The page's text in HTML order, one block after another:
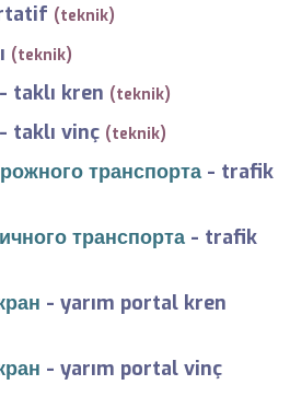
(teknik)
(teknik)
- taklı kren (teknik)
- taklı vinç (teknik)
транспорта - trafik
транспорта - trafik
- yarım portal kren
- yarım portal vinç